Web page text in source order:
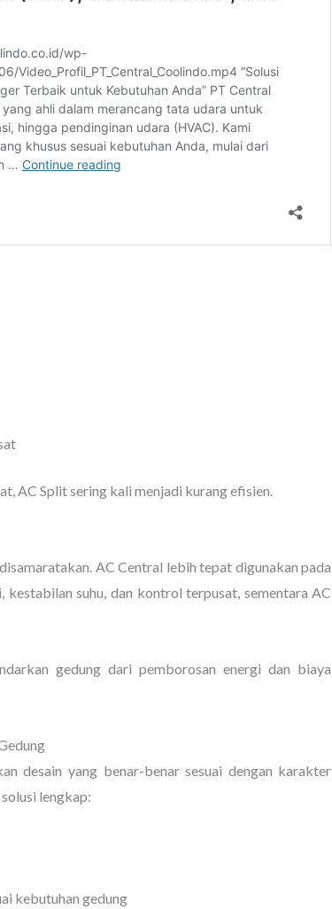
AC Split sering kali menjadi kurang efisien.
AC Central lebih tepat digunakan pada
suhu, dan kontrol terpusat, sementara AC
gedung dari pemborosan energi dan biaya
desain yang benar-benar sesuai dengan karakter
lengkap:
kebutuhan gedung